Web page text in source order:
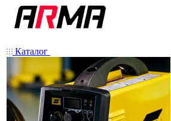
Каталог